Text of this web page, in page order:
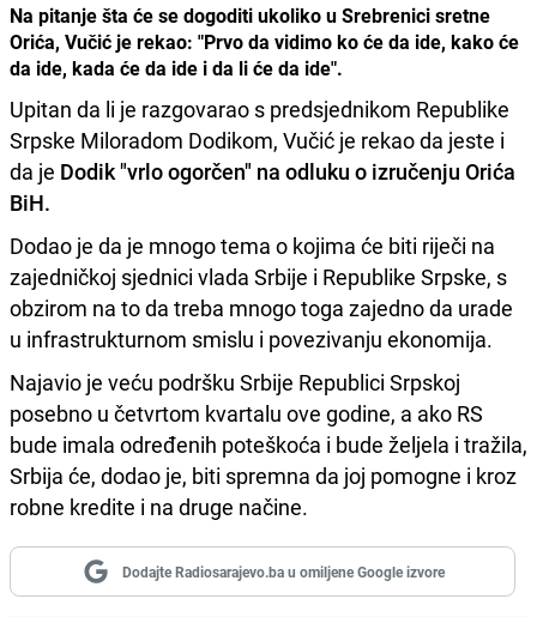
Na pitanje šta će se dogoditi ukoliko u Srebrenici sretne
Orića, Vučić je rekao: "Prvo da vidimo ko će da ide, kako će
da ide, kada će da ide i da li će da ide".
Upitan da li je razgovarao s predsjednikom Republike
Srpske Miloradom Dodikom, Vučić je rekao da jeste i
da je Dodik "vrlo ogorčen" na odluku o izručenju Orića
BiH.
Dodao je da je mnogo tema o kojima će biti riječi na
zajedničkoj sjednici vlada Srbije i Republike Srpske, s
obzirom na to da treba mnogo toga zajedno da urade
u infrastrukturnom smislu i povezivanju ekonomija.
Najavio je veću podršku Srbije Republici Srpskoj
posebno u četvrtom kvartalu ove godine, a ako RS
bude imala određenih poteškoća i bude željela i tražila,
Srbija će, dodao je, biti spremna da joj pomogne i kroz
robne kredite i na druge načine.
Dodajte Radiosarajevo.ba u omiljene Google izvore